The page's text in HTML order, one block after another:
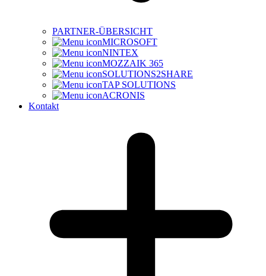
PARTNER-ÜBERSICHT
MICROSOFT
NINTEX
MOZZAIK 365
SOLUTIONS2SHARE
TAP SOLUTIONS
ACRONIS
Kontakt